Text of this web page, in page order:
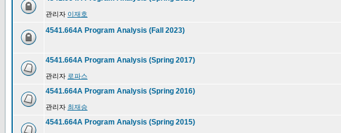
관리자 이재호
4541.664A Program Analysis (Fall 2023)
4541.664A Program Analysis (Spring 2017)
관리자 로파스
4541.664A Program Analysis (Spring 2016)
관리자 최재승
4541.664A Program Analysis (Spring 2015)